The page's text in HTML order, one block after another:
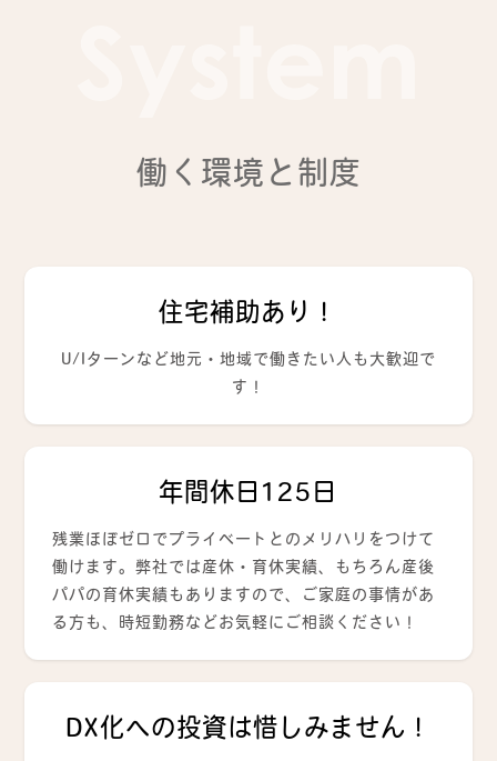
働く環境と制度
住宅補助あり！
U/Iターンなど地元・地域で働きたい人も大歓迎で
す！
年間休日125日
残業ほぼゼロでプライベートとのメリハリをつけて
働けます。弊社では産休・育休実績、もちろん産後
パパの育休実績もありますので、ご家庭の事情があ
る方も、時短勤務などお気軽にご相談ください！
DX化への投資は惜しみません！